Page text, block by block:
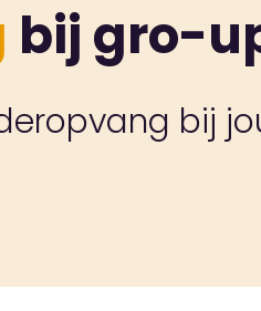
bij gro-
bij